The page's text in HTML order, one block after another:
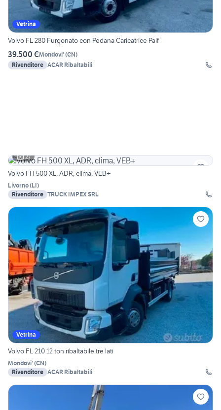
Vetrina
Volvo FL 280 Furgonato con Pedana Caricatrice Palf
39.500 €Mondovi' (CN)
Rivenditore ACAR Ribaltabili
27
Volvo FH 500 XL, ADR, clima, VEB+
Livorno(LI)
Rivenditore TRUCK IMPEX SRL
Vetrina
Volvo FL 210 12 ton ribaltabile tre lati
Mondovi' (CN)
Rivenditore ACAR Ribaltabili